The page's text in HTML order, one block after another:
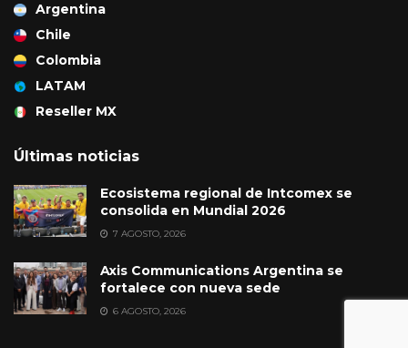
Argentina
Chile
Colombia
LATAM
Reseller MX
Últimas noticias
Ecosistema regional de Intcomex se
consolida en Mundial 2026
7 AGOSTO, 2026
Axis Communications Argentina se
fortalece con nueva sede
6 AGOSTO, 2026